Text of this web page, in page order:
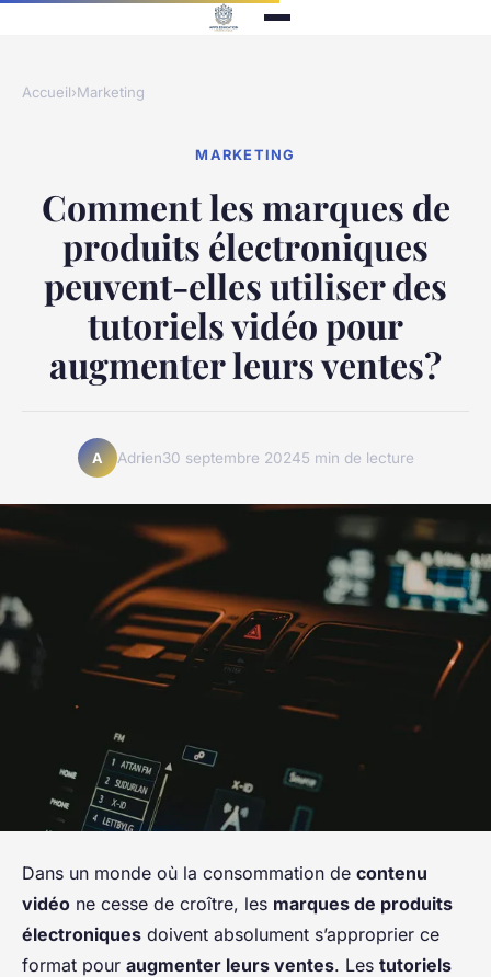
Accueil›Marketing
MARKETING
Comment les marques de
produits électroniques
peuvent-elles utiliser des
tutoriels vidéo pour
augmenter leurs ventes?
A Adrien30 septembre 20245 min de lecture
Dans un monde où la consommation de contenu
vidéo ne cesse de croître, les marques de produits
électroniques doivent absolument s’approprier ce
format pour augmenter leurs ventes. Les tutoriels